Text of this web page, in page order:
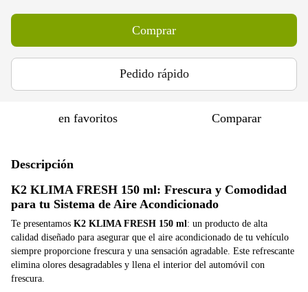
Comprar
Pedido rápido
en favoritos Comparar
Descripción
K2 KLIMA FRESH 150 ml: Frescura y Comodidad
para tu Sistema de Aire Acondicionado
Te presentamos K2 KLIMA FRESH 150 ml : un producto de alta
calidad diseñado para asegurar que el aire acondicionado de tu vehículo
siempre proporcione frescura y una sensación agradable. Este refrescante
elimina olores desagradables y llena el interior del automóvil con
frescura.